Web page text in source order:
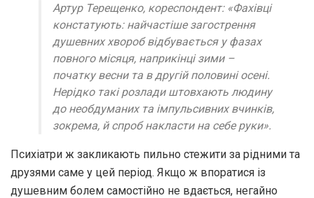
Артур Терещенко, кореспондент: «Фахівці
констатують: найчастіше загострення
душевних хвороб відбувається у фазах
повного місяця, наприкінці зими –
початку весни та в другій половині осені.
Нерідко такі розлади штовхають людину
до необдуманих та імпульсивних вчинків,
зокрема, й спроб накласти на себе руки».
Психіатри ж закликають пильно стежити за рідними та
друзями саме у цей період. Якщо ж впоратися із
душевним болем самостійно не вдається, негайно